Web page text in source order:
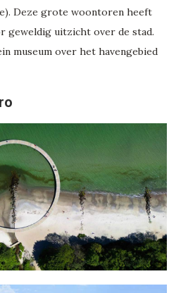
Deze grote woontoren heeft
geweldig uitzicht over de stad.
museum over het havengebied